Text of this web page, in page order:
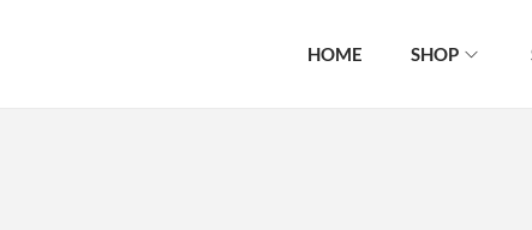
HOME SHOP